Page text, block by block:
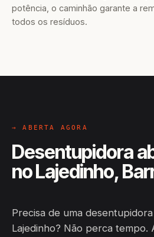
potência, o caminhão garante a
todos os resíduos.
→ ABERTA AGORA
Desentupidora
no Lajedinho,
Precisa de uma
Lajedinho? Não perca tempo.